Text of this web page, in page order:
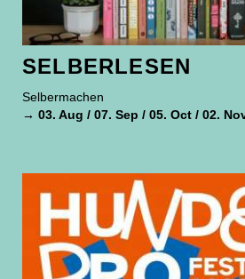
SELBERLESEN
Selbermachen
→ 03. Aug / 07. Sep / 05. Oct / 02.